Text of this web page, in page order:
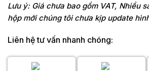
Lưu ý: Giá chưa bao gồm VAT, Nhiều
hộp mới chúng tôi chưa kịp update
Liên hệ tư vấn nhanh chóng: